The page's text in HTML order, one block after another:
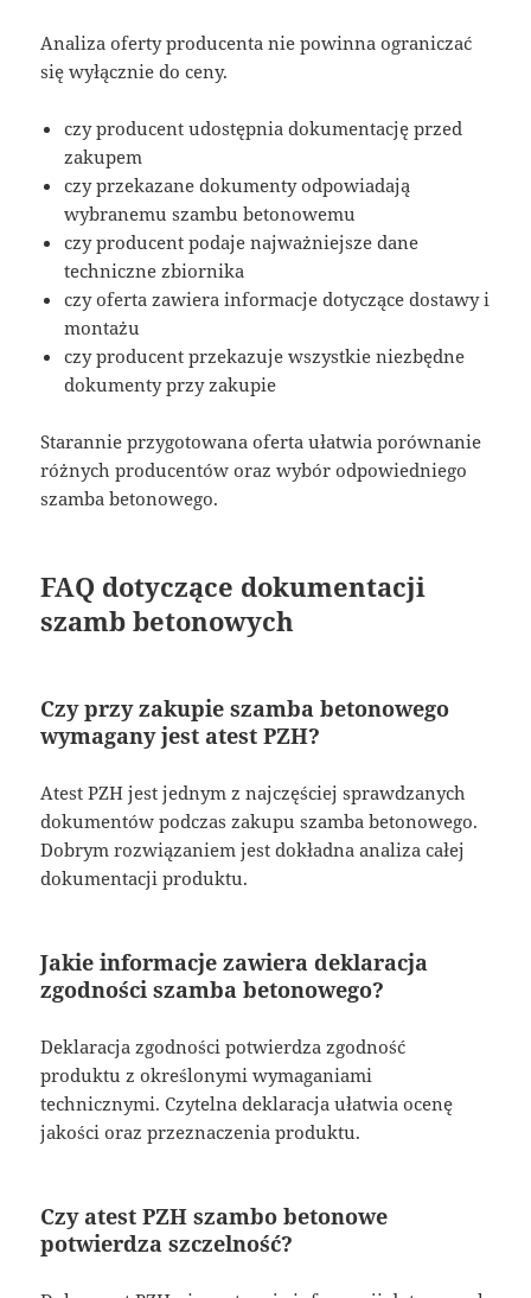
Analiza oferty producenta nie powinna ograniczać
się wyłącznie do ceny.
czy producent udostępnia dokumentację przed
zakupem
czy przekazane dokumenty odpowiadają
wybranemu szambu betonowemu
czy producent podaje najważniejsze dane
techniczne zbiornika
czy oferta zawiera informacje dotyczące dostawy i
montażu
czy producent przekazuje wszystkie niezbędne
dokumenty przy zakupie
Starannie przygotowana oferta ułatwia porównanie
różnych producentów oraz wybór odpowiedniego
szamba betonowego.
FAQ dotyczące dokumentacji
szamb betonowych
Czy przy zakupie szamba betonowego
wymagany jest atest PZH?
Atest PZH jest jednym z najczęściej sprawdzanych
dokumentów podczas zakupu szamba betonowego.
Dobrym rozwiązaniem jest dokładna analiza całej
dokumentacji produktu.
Jakie informacje zawiera deklaracja
zgodności szamba betonowego?
Deklaracja zgodności potwierdza zgodność
produktu z określonymi wymaganiami
technicznymi. Czytelna deklaracja ułatwia ocenę
jakości oraz przeznaczenia produktu.
Czy atest PZH szambo betonowe
potwierdza szczelność?